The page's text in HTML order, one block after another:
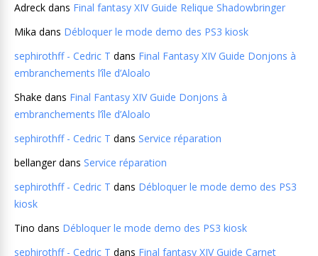
Adreck dans Final fantasy XIV Guide Relique Shadowbringer
Mika dans Débloquer le mode demo des PS3 kiosk
sephirothff - Cedric T dans Final Fantasy XIV Guide Donjons à
embranchements l’île d’Aloalo
Shake dans Final Fantasy XIV Guide Donjons à
embranchements l’île d’Aloalo
sephirothff - Cedric T dans Service réparation
bellangerdans Service réparation
sephirothff - Cedric T dans Débloquer le mode demo des PS3
kiosk
Tino dans Débloquer le mode demo des PS3 kiosk
sephirothff - Cedric T dans Final fantasy XIV Guide Carnet